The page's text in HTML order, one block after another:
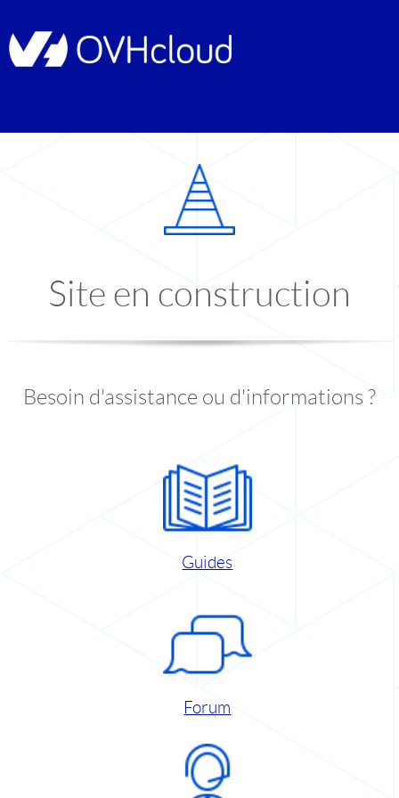
Site en construction
Besoin d'assistance ou d'informations ?
Guides
Forum